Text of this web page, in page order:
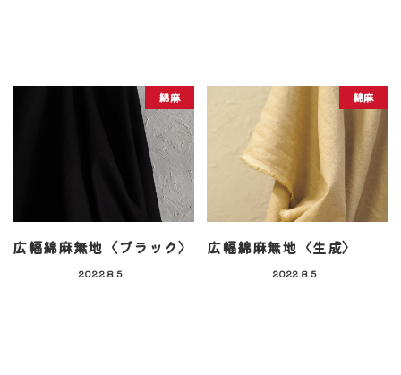
綿麻
広幅綿麻無地〈ブラック〉
2022.8.5
綿麻
広幅綿麻無地〈生成〉
2022.8.5